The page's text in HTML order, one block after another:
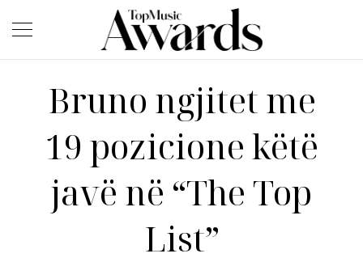
Bruno ngjitet me
19 pozicione këtë
javë në “The Top
List”